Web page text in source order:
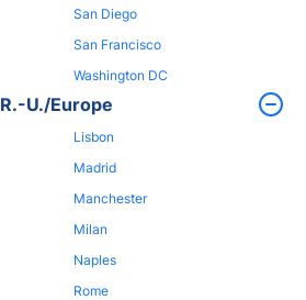
San Diego
San Francisco
Washington DC
R.-U./Europe
Lisbon
Madrid
Manchester
Milan
Naples
Rome